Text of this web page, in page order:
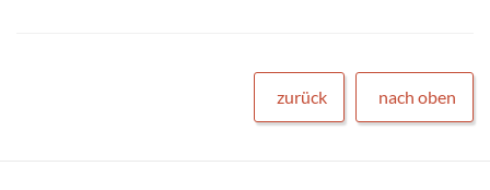
zurück nach oben